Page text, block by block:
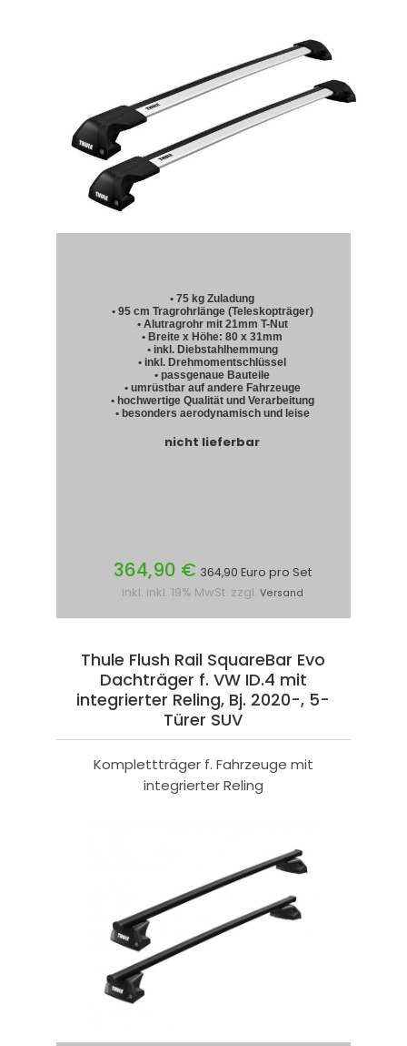
• 75 kg Zuladung
• 95 cm Tragrohrlänge (Teleskopträger)
• Alutragrohr mit 21mm T-Nut
• Breite x Höhe: 80 x 31mm
• inkl. Diebstahlhemmung
• inkl. Drehmomentschlüssel
• passgenaue Bauteile
• umrüstbar auf andere Fahrzeuge
• hochwertige Qualität und Verarbeitung
• besonders aerodynamisch und leise
nicht lieferbar
364,90 € 364,90 Euro pro Set
inkl. inkl. 19% MwSt. zzgl. Versand
Thule Flush Rail SquareBar Evo
Dachträger f. VW ID.4 mit
integrierter Reling, Bj. 2020-, 5-
Türer SUV
Komplettträger f. Fahrzeuge mit
integrierter Reling